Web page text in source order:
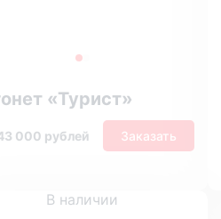
«Турист»
000 рублей Заказать
В наличии